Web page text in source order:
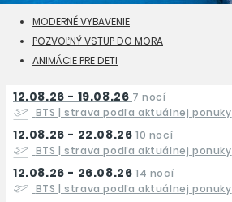
MODERNÉ VYBAVENIE
POZVOĽNÝ VSTUP DO MORA
ANIMÁCIE PRE DETI
12.08.26 - 19.08.26 7 nocí
BTS| strava podľa aktuálnej ponuky
12.08.26 - 22.08.26 10 nocí
BTS| strava podľa aktuálnej ponuky
12.08.26 - 26.08.26 14 nocí
BTS| strava podľa aktuálnej ponuky